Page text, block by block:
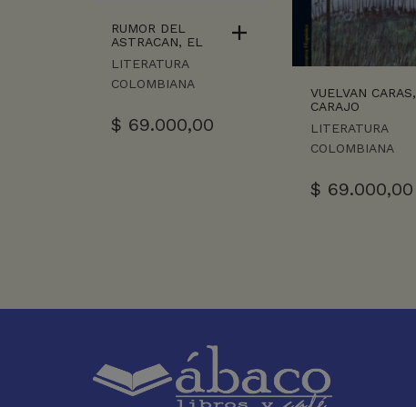
RUMOR DEL
ASTRACAN, EL
LITERATURA
COLOMBIANA
$ 69.000,00
VUELVAN CARAS,
CARAJO
LITERATURA
COLOMBIANA
$ 69.000,00